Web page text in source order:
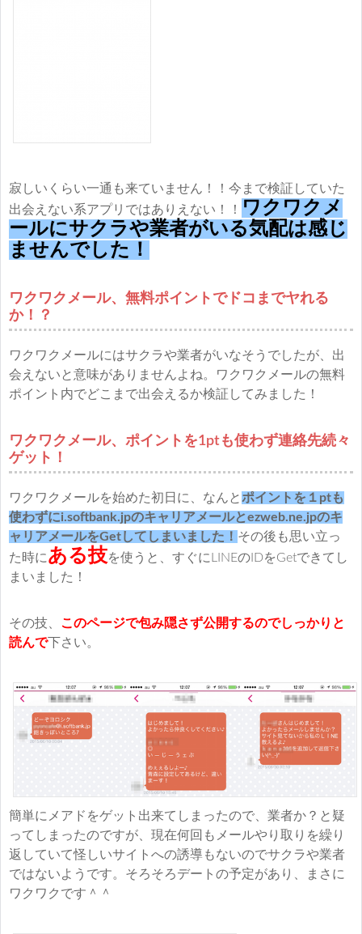
寂しいくらい一通も来ていません！！今まで検証していた
出会えない系アプリではありえない！！
ワクワクメ
ールにサクラや業者がいる気配は感じ
ませんでした！
ワクワクメール、無料ポイントでドコまでヤれる
か！？
ワクワクメールにはサクラや業者がいなそうでしたが、出
会えないと意味がありませんよね。ワクワクメールの無料
ポイント内でどこまで出会えるか検証してみました！
ワクワクメール、ポイントを1ptも使わず連絡先続々
ゲット！
ワクワクメールを始めた初日に、なんとポイントを１ptも
使わずにi.softbank.jpのキャリアメールとezweb.ne.jpのキ
ャリアメールをGetしてしまいました！ その後も思い立っ
た時にある技を使うと、すぐにLINEのIDをGetできてし
まいました！
その技、 このページで包み隠さず公開するのでしっかりと
読んで下さい。
簡単にメアドをゲット出来てしまったので、業者か？と疑
ってしまったのですが、現在何回もメールやり取りを繰り
返していて怪しいサイトへの誘導もないのでサクラや業者
ではないようです。そろそろデートの予定があり、まさに
ワクワクです＾＾